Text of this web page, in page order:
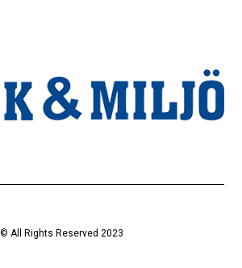
© All Rights Reserved 2023